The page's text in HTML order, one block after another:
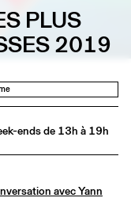
PLUS
2019
ends de 13h à 19h
avec Yann